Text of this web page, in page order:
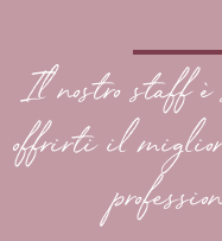
Il nostro staff è
offrirti il miglior